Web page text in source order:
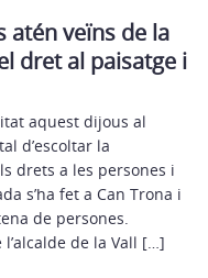
atén veïns de la
dret al paisatge i
aquest dijous al
d’escoltar la
drets a les persones i
s’ha fet a Can Trona i
de persones.
de la Vall […]